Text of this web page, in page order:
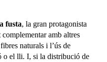
fusta, la gran protagonista
amb altres
naturals i l’ús de
o el lli. I, si la distribució de